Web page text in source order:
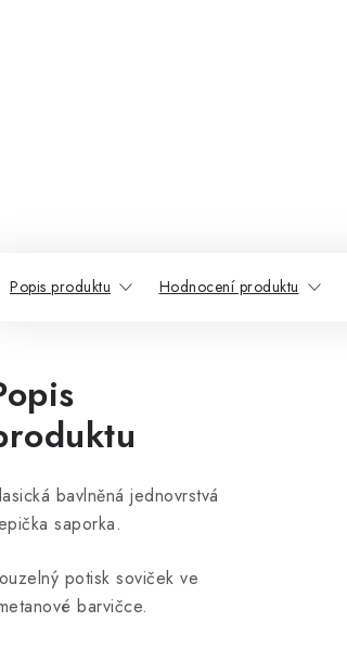
Popis produktu Hodnocení produktu
bavlněná jednovrstvá
saporka.
potisk soviček ve
barvičce.